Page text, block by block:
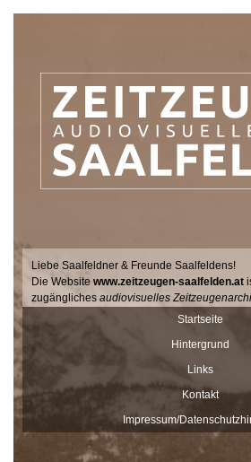
Liebe Saalfeldner & Freunde Saalfeldens!
Die Websitewww.zeitzeugen-saalfelden.at
zugänglichesaudiovisuelles
Seit 2017 sucht der Filmemacher Thomas
Stadtgemeinde Saalfelden Zeitzeugen auf
und Erinnerungen mit der Videokamera fest.
Diese Interviews werden Stück für Stück auf
Zeitzeugen durchsuchbar.
Unterstützt werden die Dreharbeiten und
Museum Schloss Ritzen und der
LEADER
-
Startseite
Hintergrund
Links
Kontakt
Impressum/